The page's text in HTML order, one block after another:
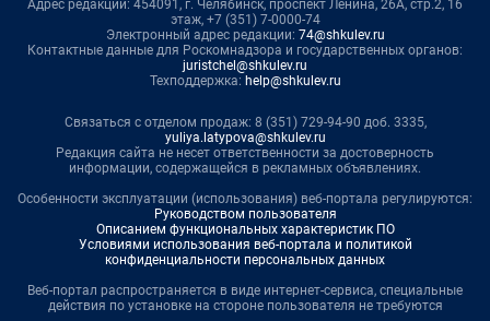
Адрес редакции: 454091, г. Челябинск, проспект Ленина, 26А, стр.2, 16
этаж, +7 (351) 7-0000-74
Электронный адрес редакции: 74@shkulev.ru
Контактные данные для Роскомнадзора и государственных органов:
juristchel@shkulev.ru
Техподдержка: help@shkulev.ru
Связаться с отделом продаж: 8 (351) 729-94-90 доб. 3335,
yuliya.latypova@shkulev.ru
Редакция сайта не несет ответственности за достоверность
информации, содержащейся в рекламных объявлениях.
Особенности эксплуатации (использования) веб-портала регулируются:
Руководством пользователя
Описанием функциональных характеристик ПО
Условиями использования веб-портала и политикой
конфиденциальности персональных данных
Веб-портал распространяется в виде интернет-сервиса, специальные
действия по установке на стороне пользователя не требуются